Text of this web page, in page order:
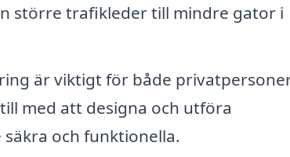
större trafikleder till mindre gator i
är viktigt för både
med att designa och utföra
och funktionella.